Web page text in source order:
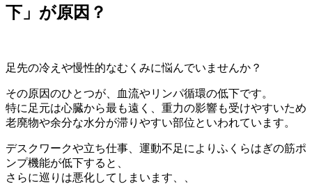
下」が原因？
足先の冷えや慢性的なむくみに悩んでいませんか？
その原因のひとつが、血流やリンパ循環の低下です。
特に足元は心臓から最も遠く、重力の影響も受けやすいため
老廃物や余分な水分が滞りやすい部位といわれています。
デスクワークや立ち仕事、運動不足によりふくらはぎの筋ポ
ンプ機能が低下すると、
さらに巡りは悪化してしまいます、、